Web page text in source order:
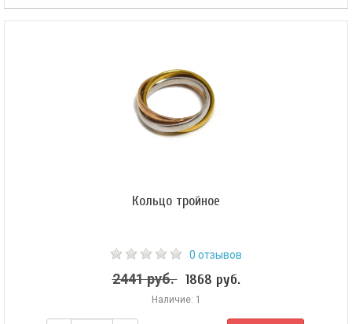
Бусина Дзи «Лотос» в браслете из лунного камня​ очистит разум, подарит
Кольцо тройное
0 отзывов
2441 руб.1868 руб.
Наличие: 1